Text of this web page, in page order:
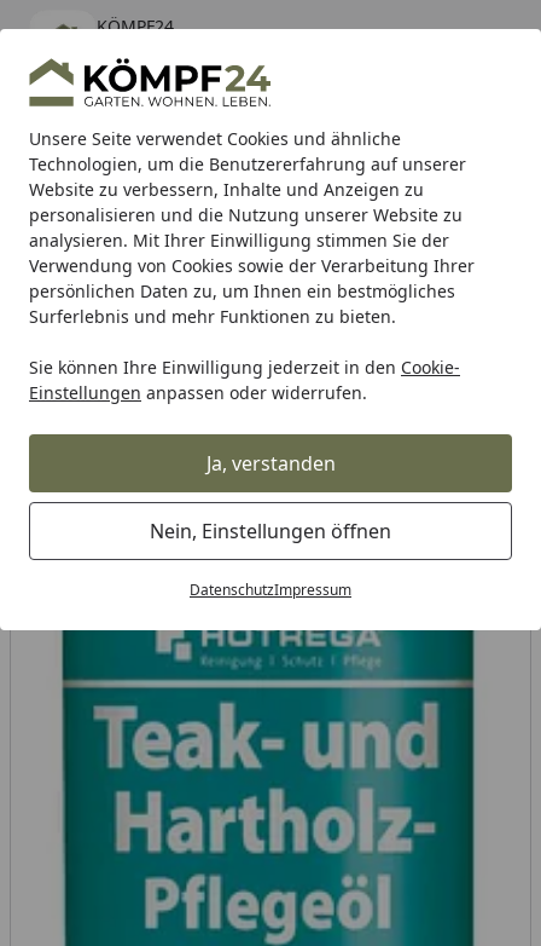
Unsere Seite verwendet Cookies und ähnliche
Technologien, um die Benutzererfahrung auf unserer
Website zu verbessern, Inhalte und Anzeigen zu
personalisieren und die Nutzung unserer Website zu
analysieren. Mit Ihrer Einwilligung stimmen Sie der
Verwendung von Cookies sowie der Verarbeitung Ihrer
persönlichen Daten zu, um Ihnen ein bestmögliches
Surferlebnis und mehr Funktionen zu bieten.
Sie können Ihre Einwilligung jederzeit in den Cookie-
Einstellungen anpassen oder widerrufen.
Ja, verstanden
Nein, Einstellungen öffnen
DatenschutzImpressum
KÖMPF24
kostenlos - Im App Store
Hotline
Alle Produkte
Mein Konto
Suchen
Karibu Pools inkl. gratis Sandfilteranlage & Pool-
Starterset (Gesamtwert bis 468,99€)
Startseite
Alles für den Garten Gartenbau Terrassenbeläge
Hotrega Teak- und Hartholz-
Pflegeöl 1 Liter Dose